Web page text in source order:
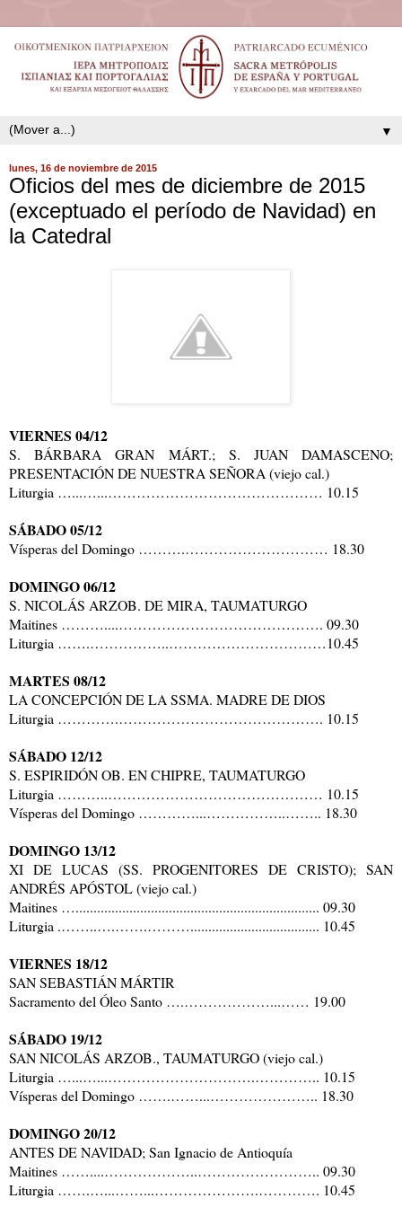
▼
lunes, 16 de noviembre de 2015
Oficios del mes de diciembre de 2015
(exceptuado el período de Navidad) en
la Catedral
VIERNES 04/12
S. BÁRBARA GRAN MÁRT.; S. JUAN DAMASCENO;
PRESENTACIÓN DE NUESTRA SEÑORA (viejo cal.)
Liturgia …...…...……………………………………… 10.15
SÁBADO 05/12
Vísperas del Domingo ……….………………………… 18.30
DOMINGO 06/12
S. NICOLÁS ARZOB. DE MIRA, TAUMATURGO
Maitines ………....……………………………………. 09.30
Liturgia …….……………..……………………………10.45
MARTES 08/12
LA CONCEPCIÓN DE LA SSMA. MADRE DE DIOS
Liturgia ………….……………………………………. 10.15
SÁBADO 12/12
S. ESPIRIDÓN OB. EN CHIPRE, TAUMATURGO
Liturgia ………..……………………………………… 10.15
Vísperas del Domingo …………...……………..…….. 18.30
DOMINGO 13/12
XI DE LUCAS (SS. PROGENITORES DE CRISTO); SAN
ANDRÉS APÓSTOL (viejo cal.)
Maitines ….................................................................... 09.30
Liturgia .……..….…….……….................................... 10.45
VIERNES 18/12
SAN SEBASTIÁN MÁRTIR
Sacramento del Óleo Santo ….………………...…… 19.00
SÁBADO 19/12
SAN NICOLÁS ARZOB., TAUMATURGO (viejo cal.)
Liturgia …...…...………………………….………….. 10.15
Vísperas del Domingo …….……...………………….. 18.30
DOMINGO 20/12
ANTES DE NAVIDAD; San Ignacio de Antioquía
Maitines ……....………………..…………………….. 09.30
Liturgia …….…...……...………………….…………. 10.45